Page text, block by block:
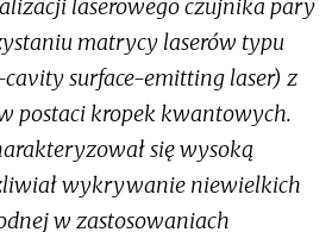
laserowego czujnika pary
matrycy laserów typu
cavity surface-emitting laser) z
postaci kropek kwantowych.
się wysoką
wykrywanie niewielkich
w zastosowaniach